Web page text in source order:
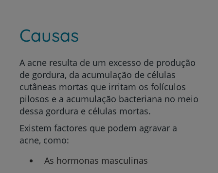
Causas
A acne resulta de um excesso de produção
de gordura, da acumulação de células
cutâneas mortas que irritam os folículos
pilosos e a acumulação bacteriana no meio
dessa gordura e células mortas.
Existem factores que podem agravar a
acne, como:
As hormonas masculinas